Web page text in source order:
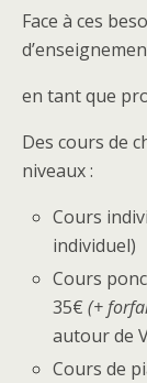
Face à ces
en tant que
Des cours de
niveaux :
Cours
individuel)
Cours
35€(+
autour de
Cours de